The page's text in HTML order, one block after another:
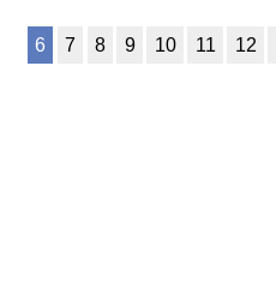
6 7 8 9 10 11 12